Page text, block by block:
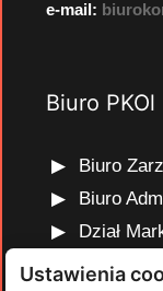
e-mail:
Biuro PKOl
Biuro
Biuro
Dział
Dział
Ustawienia